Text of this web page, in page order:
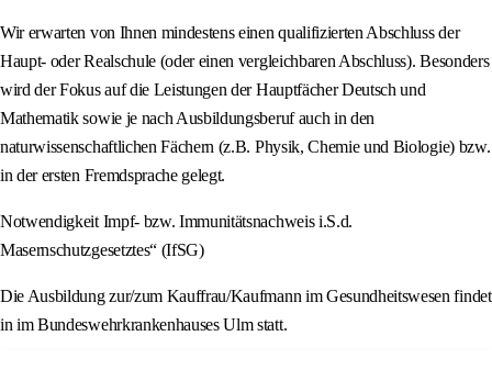
Wir erwarten von Ihnen mindestens einen qualifizierten Abschluss der
Haupt- oder Realschule (oder einen vergleichbaren Abschluss). Besonders
wird der Fokus auf die Leistungen der Hauptfächer Deutsch und
Mathematik sowie je nach Ausbildungsberuf auch in den
naturwissenschaftlichen Fächern (z.B. Physik, Chemie und Biologie) bzw.
in der ersten Fremdsprache gelegt.
Notwendigkeit Impf- bzw. Immunitätsnachweis i.S.d.
Masernschutzgesetztes“ (IfSG)
Die Ausbildung zur/zum Kauffrau/Kaufmann im Gesundheitswesen findet
in im Bundeswehrkrankenhauses Ulm statt.